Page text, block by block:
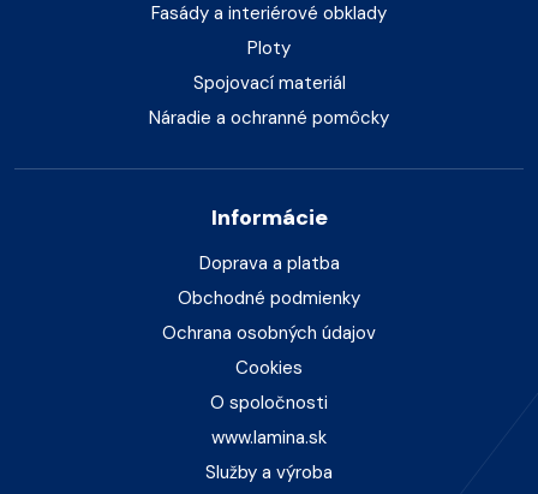
Fasády a interiérové obklady
Ploty
Spojovací materiál
Náradie a ochranné pomôcky
Informácie
Doprava a platba
Obchodné podmienky
Ochrana osobných údajov
Cookies
O spoločnosti
www.lamina.sk
Služby a výroba